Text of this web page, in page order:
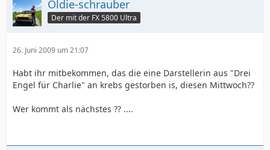
Oldie-schrauber
Der mit der FX 5800 Ultra
26. Juni 2009 um 21:07
Habt ihr mitbekommen, das die eine Darstellerin aus "Drei
Engel für Charlie" an krebs gestorben is, diesen Mittwoch??
Wer kommt als nächstes ?? ....